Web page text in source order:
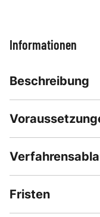
Informationen
Beschreibung
Fristen